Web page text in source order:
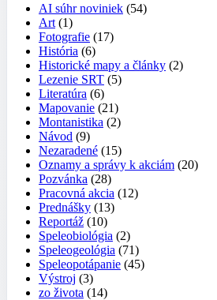
AI súhr noviniek (54)
Art (1)
Fotografie (17)
História (6)
Historické mapy a články (2)
Lezenie SRT (5)
Literatúra (6)
Mapovanie (21)
Montanistika (2)
Návod (9)
Nezaradené (15)
Oznamy a správy k akciám (20)
Pozvánka (28)
Pracovná akcia (12)
Prednášky (13)
Reportáž (10)
Speleobiológia (2)
Speleogeológia (71)
Speleopotápanie (45)
Výstroj (3)
zo života (14)